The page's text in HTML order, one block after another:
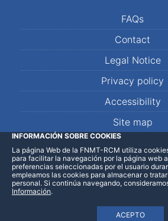
FAQs
Contact
Legal Notice
Privacy policy
Accessibility
Site map
LinkedInFacebookWhatsApp
INFORMACIÓN SOBRE COOKIES
La página Web de la FNMT-RCM utiliza
para facilitar la navegación por la página web
preferencias seleccionadas por el usuario
empleamos las cookies para almacenar o
personal. Si continúa navegando,
ACEPTO
Información.